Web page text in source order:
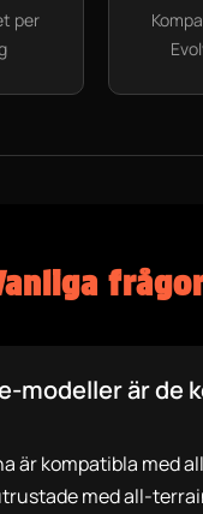
per
modeller är de
är kompatibla med
med all-